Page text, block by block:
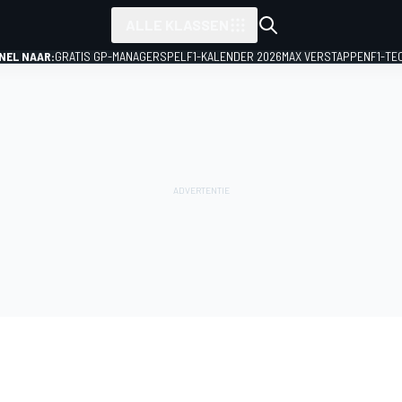
NAAR:GRATIS GP-MANAGERSPEL F1-KALENDER 2026MAX VERSTAPPENF1-